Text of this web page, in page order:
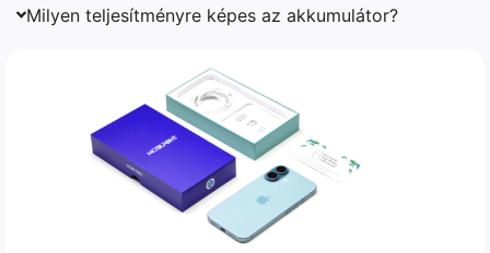
Milyen teljesítményre képes az akkumulátor?